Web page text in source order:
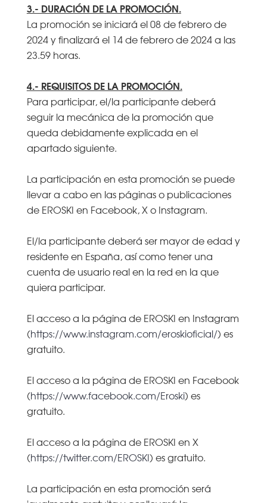
3.- DURACIÓN DE LA PROMOCIÓN.
La promoción se iniciará el 08 de febrero de
2024 y finalizará el 14 de febrero de 2024 a las
23.59 horas.
4.- REQUISITOS DE LA PROMOCIÓN.
Para participar, el/la participante deberá
seguir la mecánica de la promoción que
queda debidamente explicada en el
apartado siguiente.
La participación en esta promoción se puede
llevar a cabo en las páginas o publicaciones
de EROSKI en Facebook, X o Instagram.
El/la participante deberá ser mayor de edad y
residente en España, así como tener una
cuenta de usuario real en la red en la que
quiera participar.
El acceso a la página de EROSKI en Instagram
(https://www.instagram.com/eroskioficial/) es
gratuito.
El acceso a la página de EROSKI en Facebook
(https://www.facebook.com/Eroski) es
gratuito.
El acceso a la página de EROSKI en X
(https://twitter.com/EROSKI) es gratuito.
La participación en esta promoción será